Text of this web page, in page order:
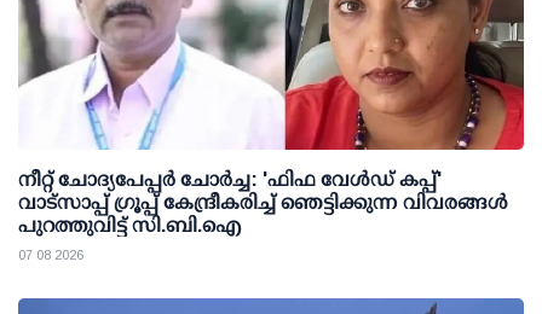
നീറ്റ് ചോദ്യപേപ്പര്‍ ചോര്‍ച്ച: 'ഫിഫ വേള്‍ഡ് കപ്പ്'
വാട്സാപ്പ് ഗ്രൂപ്പ് കേന്ദ്രീകരിച്ച് ഞെട്ടിക്കുന്ന വിവരങ്ങള്‍
പുറത്തുവിട്ട് സി.ബി.ഐ
07 08 2026